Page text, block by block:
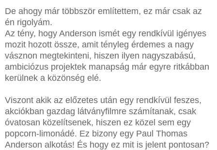
De ahogy már többször említettem, ez már csak az
én rigolyám.
Az tény, hogy Anderson ismét egy rendkívül igényes
mozit hozott össze, amit tényleg érdemes a nagy
vásznon megtekinteni, hiszen ilyen nagyszabású,
ambiciózus projektek manapság már egyre ritkábban
kerülnek a közönség elé.
Viszont akik az előzetes után egy rendkívül feszes,
akciókban gazdag látványfilmre számítanak, csak
óvatosan közelítsenek, hiszen ez közel sem egy
popcorn-limonádé. Ez bizony egy Paul Thomas
Anderson alkotás! És hogy ez mit is jelent pontosan?